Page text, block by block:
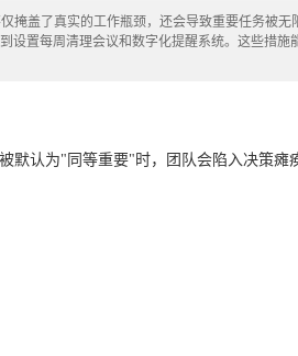
掩盖了真实的工作瓶颈，还会导致重要任务被无
设置每周清理会议和数字化提醒系统。这些措施
默认为"同等重要"时，团队会陷入决策瘫